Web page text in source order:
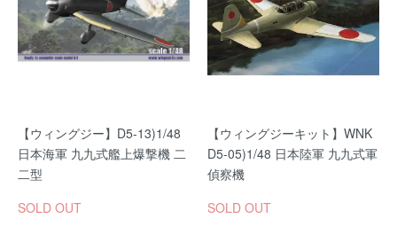
【ウィングジー】D5-13)1/48
日本海軍 九九式艦上爆撃機 二
二型
SOLD OUT
【ウィングジーキット】WNK
D5-05)1/48 日本陸軍 九九式軍
偵察機
SOLD OUT